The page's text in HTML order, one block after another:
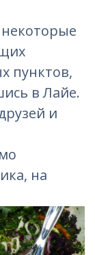
некоторые
пунктов,
в Лайе.
и
на